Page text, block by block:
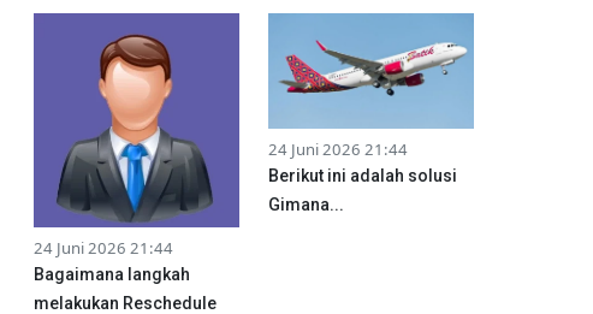
24 Juni 2026 21:44
Bagaimana langkah
melakukan Reschedule
24 Juni 2026 21:44
Berikut ini adalah solusi
Gimana...